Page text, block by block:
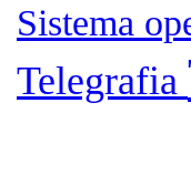
Sistema
Telegrafia